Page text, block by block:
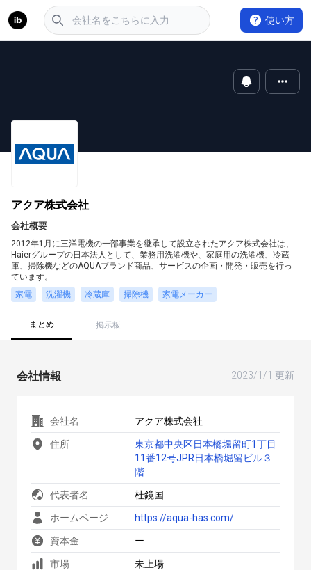
使い方
アクア株式会社
会社概要
2012年1月に三洋電機の一部事業を継承して設立されたアクア株式会社は、
Haierグループの日本法人として、業務用洗濯機や、家庭用の洗濯機、冷蔵
庫、掃除機などのAQUAブランド商品、サービスの企画・開発・販売を行っ
ています。
家電
洗濯機 冷蔵庫 掃除機 家電メーカー
まとめ 掲示板
会社情報 2023/1/1 更新
会社名 アクア株式会社
住所
東京都中央区日本橋堀留町1丁目
11番12号JPR日本橋堀留ビル３
階
代表者名 杜鏡国
ホームページ https://aqua-has.com/
資本金 ー
市場 未上場